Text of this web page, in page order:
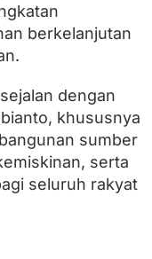
berkelanjutan
dengan
khususnya
sumber
serta
seluruh rakyat